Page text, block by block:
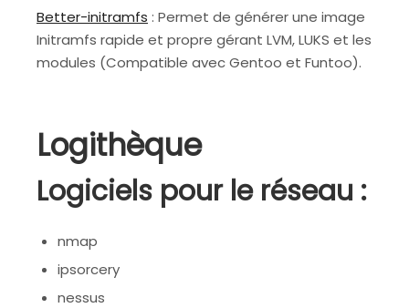
Better-initramfs : Permet de générer une image
Initramfs rapide et propre gérant LVM, LUKS et les
modules (Compatible avec Gentoo et Funtoo).
Logithèque
Logiciels pour le réseau :
nmap
ipsorcery
nessus